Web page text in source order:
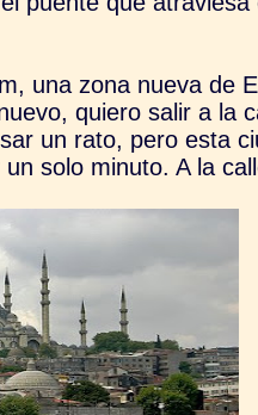
una zona nueva de
quiero salir a la
un rato, pero esta
solo minuto. A la